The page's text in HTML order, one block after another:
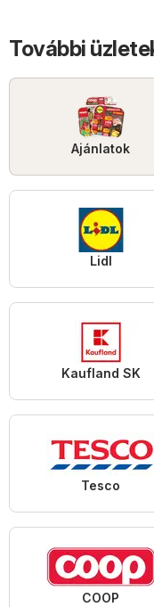
További
Ajánlatok
Lidl
Kaufland SK
Tesco
COOP